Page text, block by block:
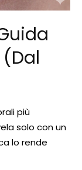
più
solo con un
lo rende